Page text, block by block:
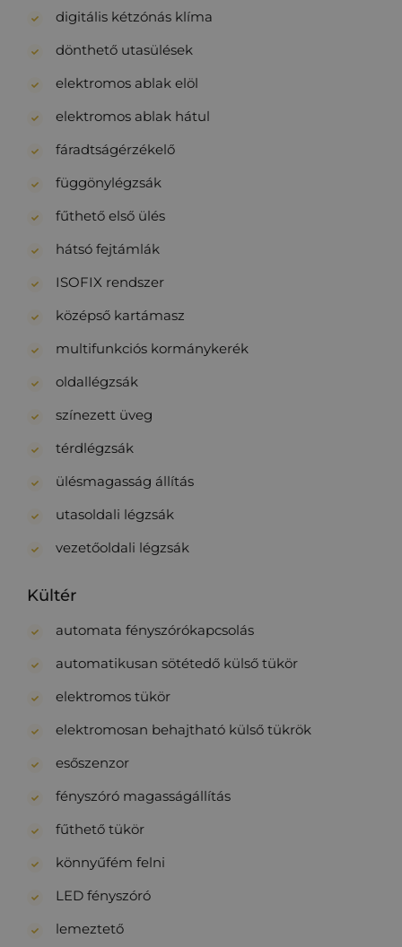
digitális kétzónás klíma
dönthető utasülések
elektromos ablak elöl
elektromos ablak hátul
fáradtságérzékelő
függönylégzsák
fűthető első ülés
hátsó fejtámlák
ISOFIX rendszer
középső kartámasz
multifunkciós kormánykerék
oldallégzsák
színezett üveg
térdlégzsák
ülésmagasság állítás
utasoldali légzsák
vezetőoldali légzsák
Kültér
automata fényszórókapcsolás
automatikusan sötétedő külső tükör
elektromos tükör
elektromosan behajtható külső tükrök
esőszenzor
fényszóró magasságállítás
fűthető tükör
könnyűfém felni
LED fényszóró
lemeztető